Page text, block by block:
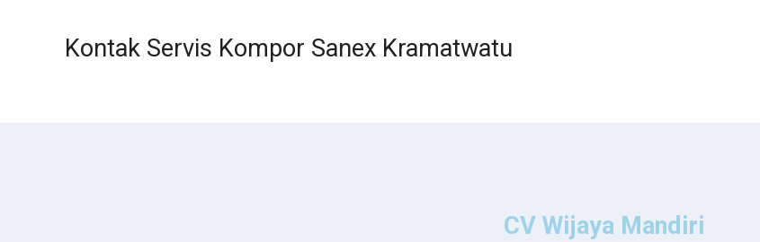
Kontak Servis Kompor Sanex Kramatwatu
CV Wijaya Mandiri